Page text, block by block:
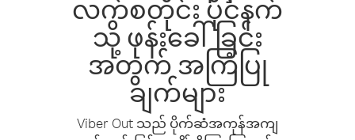
လက်စတိုင်း ပိုင်နက်
သို့ ဖုန်းခေါ်ခြင်း
အတွက် အကြံပြု
ချက်များ
Viber Out သည် ပိုက်ဆံအကုန်အကျ